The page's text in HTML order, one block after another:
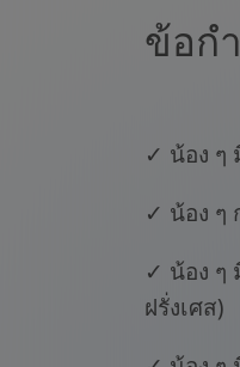
ข้อก
✓ น้อง ๆ
✓ น้อง ๆ
✓ น้อง ๆ
ฝรั่งเศส)